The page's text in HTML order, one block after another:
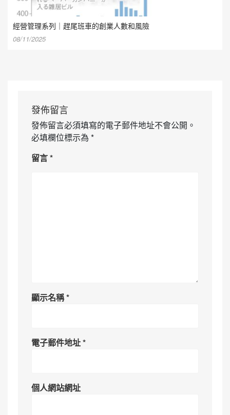
經營管理系列｜趕尾班車的創業人數和風險
08/11/2025
發佈留言
發佈留言必須填寫的電子郵件地址不會公開。
必填欄位標示為 *
留言*
顯示名稱*
電子郵件地址*
個人網站網址